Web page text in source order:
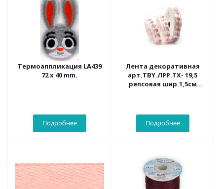
Термоаппликация LA439
72 х 40 mm.
Подробнее
Лента декоративная
арт.TBY.ЛРР.ТХ- 19,5
репсовая шир.1,5см
Подробнее